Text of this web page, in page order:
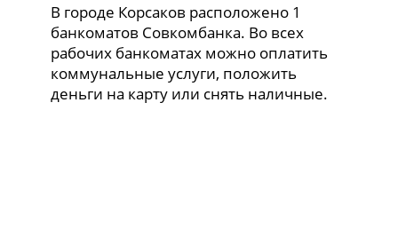
В городе Корсаков расположено 1
банкоматов Совкомбанка. Во всех
рабочих банкоматах можно оплатить
коммунальные услуги, положить
деньги на карту или снять наличные.